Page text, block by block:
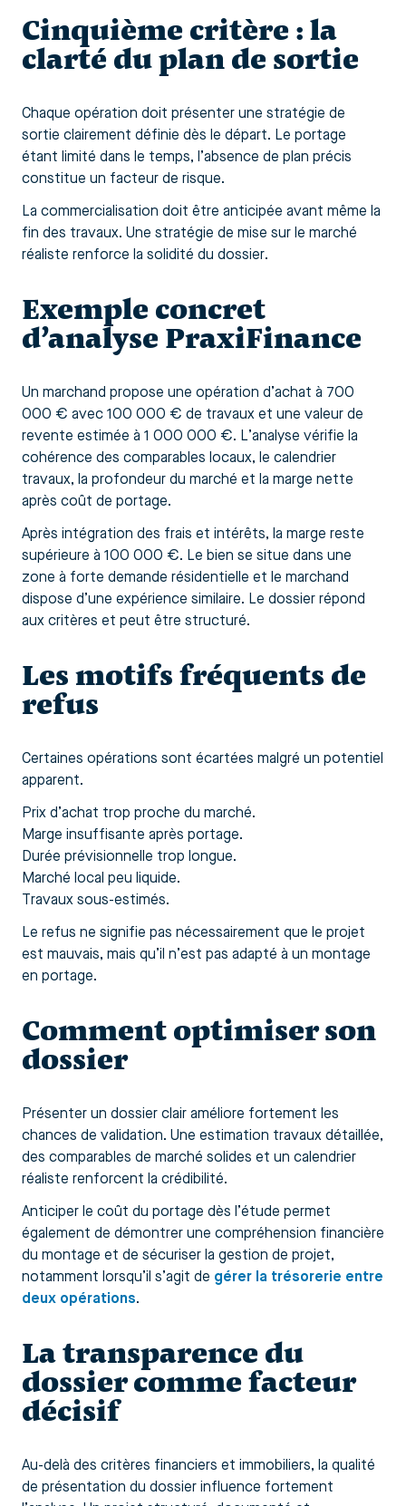
Cinquième critère : la
clarté du plan de sortie
Chaque opération doit présenter une stratégie de
sortie clairement définie dès le départ. Le portage
étant limité dans le temps, l’absence de plan précis
constitue un facteur de risque.
La commercialisation doit être anticipée avant même la
fin des travaux. Une stratégie de mise sur le marché
réaliste renforce la solidité du dossier.
Exemple concret
d’analyse PraxiFinance
Un marchand propose une opération d’achat à 700
000 € avec 100 000 € de travaux et une valeur de
revente estimée à 1 000 000 €. L’analyse vérifie la
cohérence des comparables locaux, le calendrier
travaux, la profondeur du marché et la marge nette
après coût de portage.
Après intégration des frais et intérêts, la marge reste
supérieure à 100 000 €. Le bien se situe dans une
zone à forte demande résidentielle et le marchand
dispose d’une expérience similaire. Le dossier répond
aux critères et peut être structuré.
Les motifs fréquents de
refus
Certaines opérations sont écartées malgré un potentiel
apparent.
Prix d’achat trop proche du marché.
Marge insuffisante après portage.
Durée prévisionnelle trop longue.
Marché local peu liquide.
Travaux sous-estimés.
Le refus ne signifie pas nécessairement que le projet
est mauvais, mais qu’il n’est pas adapté à un montage
en portage.
Comment optimiser son
dossier
Présenter un dossier clair améliore fortement les
chances de validation. Une estimation travaux détaillée,
des comparables de marché solides et un calendrier
réaliste renforcent la crédibilité.
Anticiper le coût du portage dès l’étude permet
également de démontrer une compréhension financière
du montage et de sécuriser la gestion de projet,
notamment lorsqu’il s’agit de gérer la trésorerie entre
deux opérations.
La transparence du
dossier comme facteur
décisif
Au-delà des critères financiers et immobiliers, la qualité
de présentation du dossier influence fortement